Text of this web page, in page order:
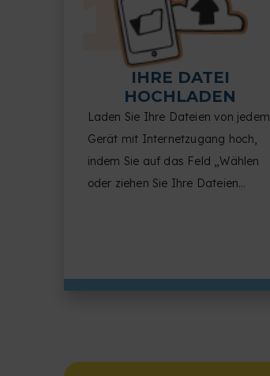
IHRE DATEI
HOCHLADEN
Laden Sie Ihre Dateien von jedem
Gerät mit Internetzugang hoch,
indem Sie auf das Feld „Wählen
oder ziehen Sie Ihre Dateien